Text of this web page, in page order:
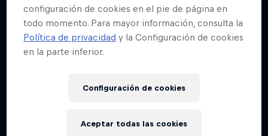
configuración de cookies en el pie de página en
todo momento. Para mayor información, consulta la
Política de privacidad y la Configuración de cookies
en la parte inferior.
Configuración de cookies
Aceptar todas las cookies